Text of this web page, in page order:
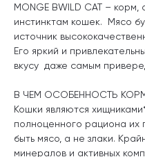
MONGE BWILD CAT –
инстинктам кошек. Мясо
источник
Его яркий и
вкусу даже самым
В ЧЕМ ОСОБЕННОСТЬ
Кошки являются
полноценного рациона их
быть мясо, а не злаки.
минералов и активных